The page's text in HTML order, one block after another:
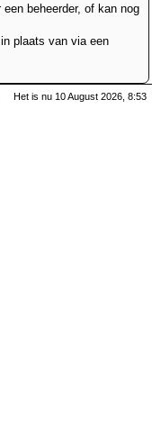
beheerder, of kan nog
plaats van via een
Het is nu 10 August 2026, 8:53